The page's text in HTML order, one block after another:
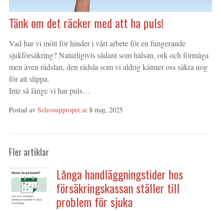
Tänk om det räcker med att ha puls!
Vad har vi mött för hinder i vårt arbete för en fungerande
sjukförsäkring? Naturligtvis sådant som hälsan, ork och förmåga
men även rädslan, den rädsla som vi aldrig känner oss säkra nog
för att slippa.
Inte så länge vi har puls…
Postad av Solrosuppropet.se 8 maj, 2025
Fler artiklar
Långa handläggningstider hos
försäkringskassan ställer till
problem för sjuka